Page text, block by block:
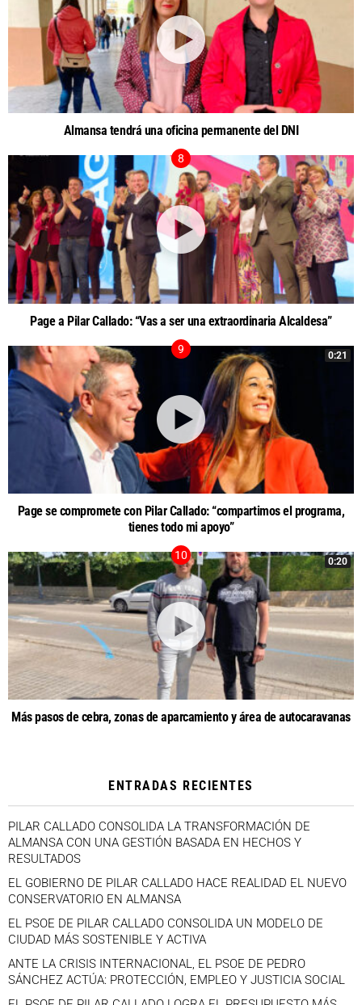
Almansa tendrá una oficina permanente del DNI
Page a Pilar Callado: “Vas a ser una extraordinaria Alcaldesa”
0:21
Page se compromete con Pilar Callado: “compartimos el programa,
tienes todo mi apoyo”
0:20
Más pasos de cebra, zonas de aparcamiento y área de autocaravanas
ENTRADAS RECIENTES
PILAR CALLADO CONSOLIDA LA TRANSFORMACIÓN DE
ALMANSA CON UNA GESTIÓN BASADA EN HECHOS Y
RESULTADOS
EL GOBIERNO DE PILAR CALLADO HACE REALIDAD EL NUEVO
CONSERVATORIO EN ALMANSA
EL PSOE DE PILAR CALLADO CONSOLIDA UN MODELO DE
CIUDAD MÁS SOSTENIBLE Y ACTIVA
ANTE LA CRISIS INTERNACIONAL, EL PSOE DE PEDRO
SÁNCHEZ ACTÚA: PROTECCIÓN, EMPLEO Y JUSTICIA SOCIAL